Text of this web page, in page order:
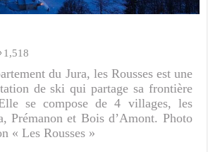
1,518
du Jura, les Rousses est une
de ski qui partage sa frontière
se compose de 4 villages, les
Prémanon et Bois d’Amont. Photo
« Les Rousses »